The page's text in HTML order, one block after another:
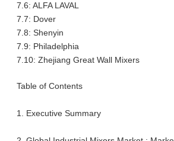
7.6: ALFA LAVAL
7.7: Dover
7.8: Shenyin
7.9: Philadelphia
7.10: Zhejiang Great Wall Mixers
Table of Contents
1. Executive Summary